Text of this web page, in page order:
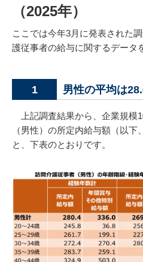
（2025年）
ここでは今年3月に発表された
護従事者の給与に関するデータ
1 男性の平均は
上記調査結果から、企業規模
（男性）の所定内給与額（以
と、下表のとおりです。